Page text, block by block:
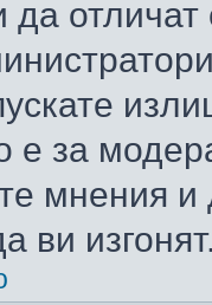
да
е за
мнения
ви